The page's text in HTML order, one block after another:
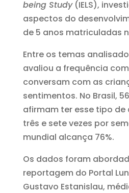
being Study(IELS),
aspectos do
de 5 anos matriculadas
Entre os temas
avaliou a frequência
conversam com as
sentimentos. No Brasil,
afirmam ter esse tipo de
três e sete vezes por
mundial alcança 76%.
Os dados foram
reportagem do Portal
Gustavo Estanislau,